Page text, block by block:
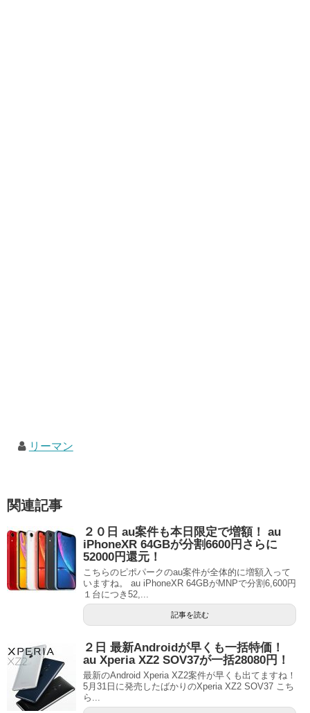
リーマン
関連記事
２０日 au案件も本日限定で増額！ au
iPhoneXR 64GBが分割6600円さらに
52000円還元！
こちらのピポパークのau案件が全体的に増額入って
いますね。 au iPhoneXR 64GBがMNPで分割6,600円
１台につき52,...
記事を読む
２日 最新Androidが早くも一括特価！
au Xperia XZ2 SOV37が一括28080円！
最新のAndroid Xperia XZ2案件が早くも出てますね！
5月31日に発売したばかりのXperia XZ2 SOV37 こち
ら...